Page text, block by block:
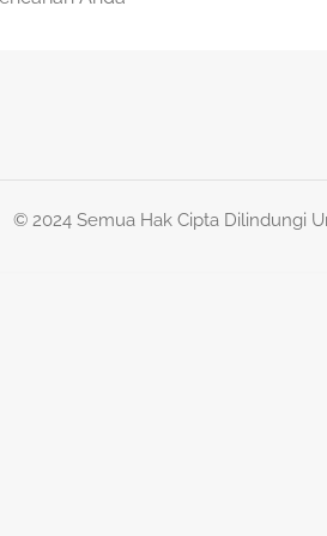
© 2024 Semua Hak Cipta Dilindungi